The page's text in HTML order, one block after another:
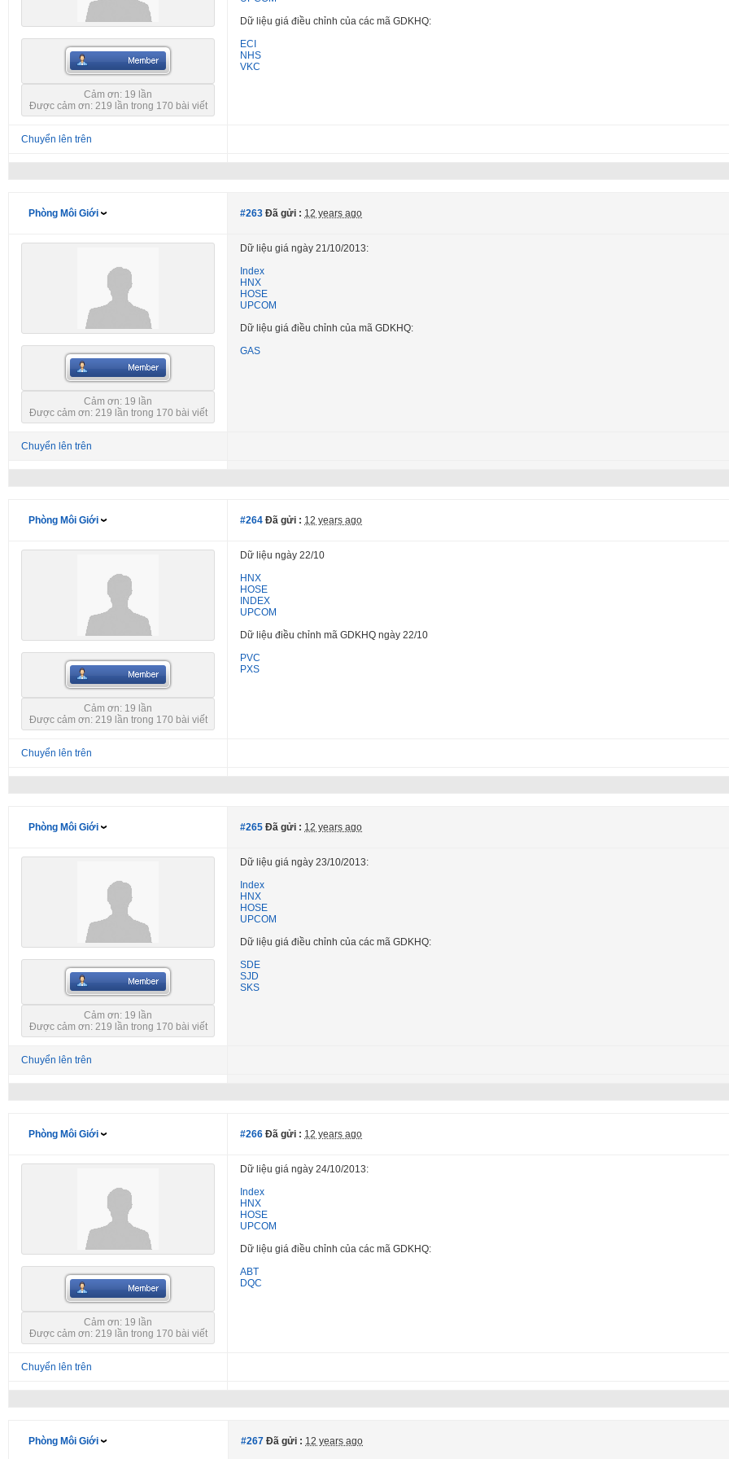
Cảm ơn: 19 lần
Được cảm ơn: 219 lần trong 170 bài viết
Dữ liệu giá điều chỉnh của các mã GDKHQ:
ECI
NHS
VKC
Chuyển lên trên
Phòng Môi Giới #263 Đã gửi : 12 years ago
Cảm ơn: 19 lần
Được cảm ơn: 219 lần trong 170 bài viết
Dữ liệu giá ngày 21/10/2013:
Index
HNX
HOSE
UPCOM
Dữ liệu giá điều chỉnh của mã GDKHQ:
GAS
Chuyển lên trên
Phòng Môi Giới #264 Đã gửi : 12 years ago
Cảm ơn: 19 lần
Được cảm ơn: 219 lần trong 170 bài viết
Dữ liệu ngày 22/10
HNX
HOSE
INDEX
UPCOM
Dữ liệu điều chỉnh mã GDKHQ ngày 22/10
PVC
PXS
Chuyển lên trên
Phòng Môi Giới #265 Đã gửi : 12 years ago
Cảm ơn: 19 lần
Được cảm ơn: 219 lần trong 170 bài viết
Dữ liệu giá ngày 23/10/2013:
Index
HNX
HOSE
UPCOM
Dữ liệu giá điều chỉnh của các mã GDKHQ:
SDE
SJD
SKS
Chuyển lên trên
Phòng Môi Giới #266 Đã gửi : 12 years ago
Cảm ơn: 19 lần
Được cảm ơn: 219 lần trong 170 bài viết
Dữ liệu giá ngày 24/10/2013:
Index
HNX
HOSE
UPCOM
Dữ liệu giá điều chỉnh của các mã GDKHQ:
ABT
DQC
Chuyển lên trên
Phòng Môi Giới #267 Đã gửi : 12 years ago